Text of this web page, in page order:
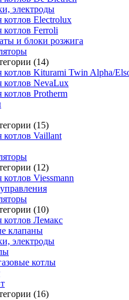
электроды
котлов Electrolux
котлов Ferroli
и блоки розжига
(14)
котлов Kiturami Twin Alpha/
котлов NevaLux
котлов Protherm
(15)
котлов Vaillant
(12)
котлов Viessmann
(10)
котлов Лемакс
клапаны
электроды
котлы
(16)